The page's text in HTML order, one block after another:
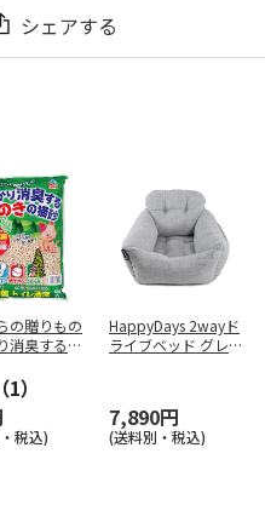
シェアする
の贈りもの
消臭するひ
（1）
税込)
HappyDays 2wayド
ライブベッド グレ
7,890円
(送料別・税込)